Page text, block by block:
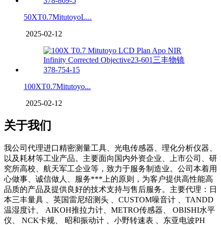
50XT0.7MitutoyoL...
2025-02-12
100XT0.7Mitutoyo...
2025-02-12
关于我们
我公司代理进口精密测量工具、光电传感器、理化分析仪器、
以及耗材等工业产品。主要面向国内外资企业、上市公司、研
究所高校、航天军工企业等，致力于服务制造业。公司本着用
心做事、诚信做人、服务***上的原则，为客户提供高性能高
品质的产品及提供良好的技术支持与售后服务。主要代理：日
本三丰量具 、英国雷尼绍测头 、CUSTOM噪音计 、TANDD
温湿度计、 AIKOH推拉力计、METRO传感器、 OBISHI水平
仪、 NCK卡规、 昭和振动计 、小野转速表 、东亚电波PH